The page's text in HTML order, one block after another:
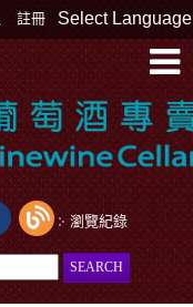
Select Language
註冊
瀏覽紀錄